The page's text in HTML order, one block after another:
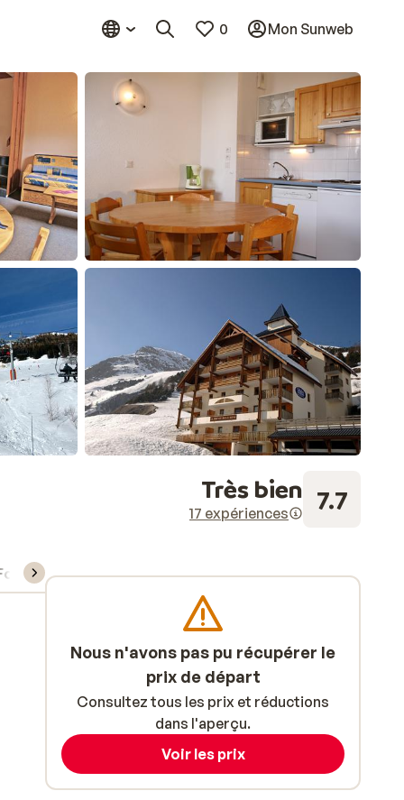
0 Mon Sunweb
Très bien
17 expériences 7.7
cours et matériel de ski
Nous n'avons pas pu récupérer le
prix de départ
Consultez tous les prix et réductions
dans l'aperçu.
Voir les prix